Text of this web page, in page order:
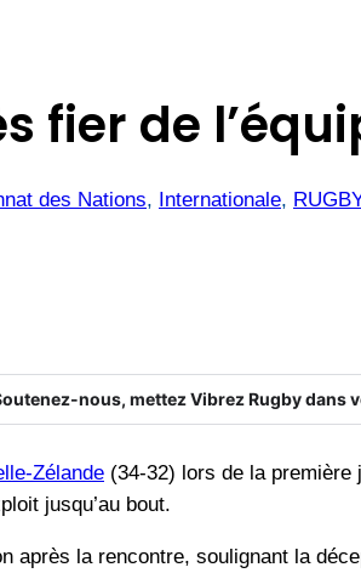
fier de
des Nations, Internationale, RUGBY
nous, mettez Vibrez Rugby dans
Zélande (34-32) lors de la première
jusqu’au bout.
après la rencontre, soulignant la